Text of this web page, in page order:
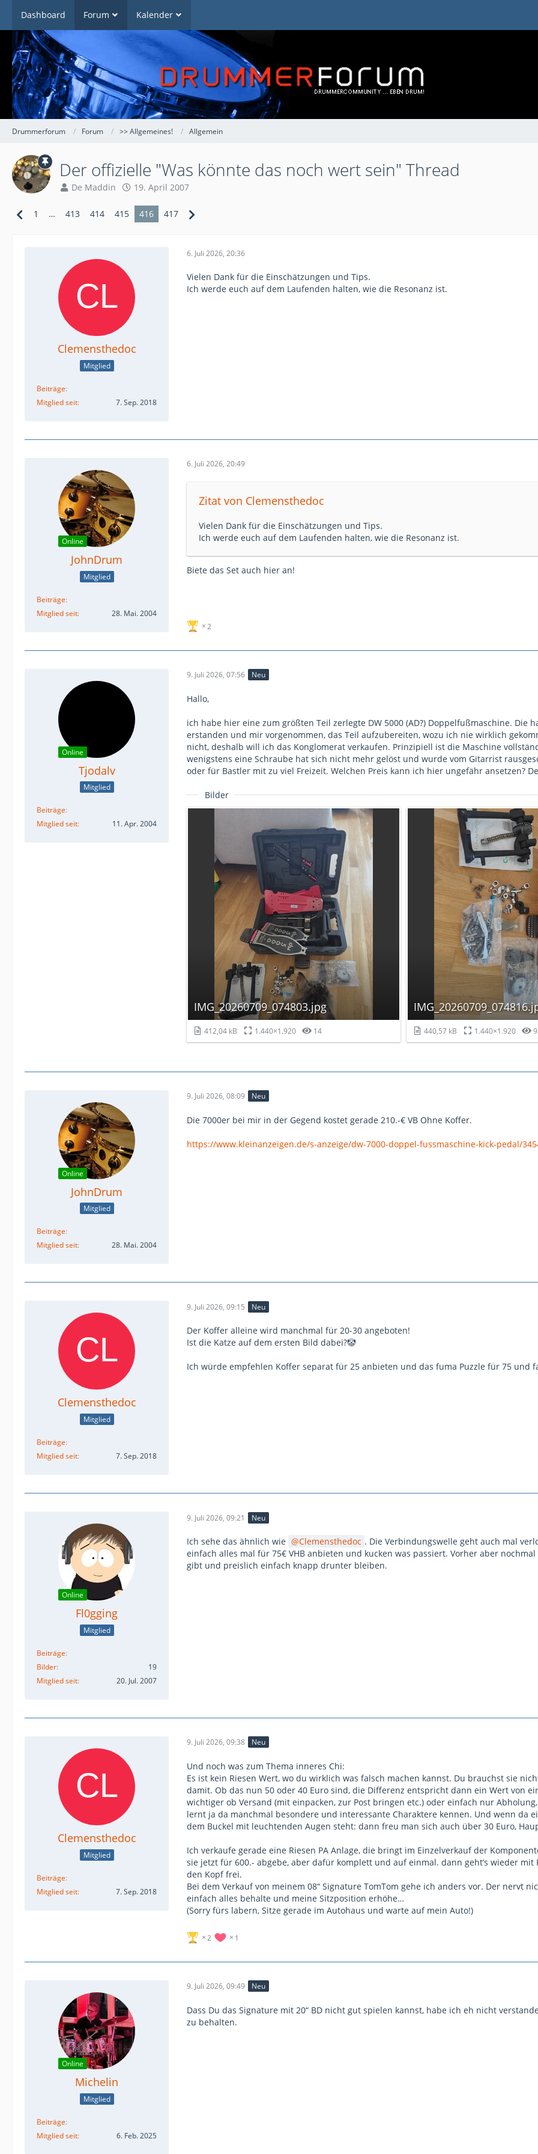
Dashboard Forum Kalender
Drummerforum Forum >> Allgemeines! Allgemein
Der offizielle "Was könnte das noch wert sein" Thread
De Maddin 19. April 2007
1 … 413 414 415 416 417
Clemensthedoc
Mitglied
Beiträge
Mitglied seit
7. Sep. 2018
6. Juli 2026, 20:36
Vielen Dank für die Einschätzungen und Tips.
Ich werde euch auf dem Laufenden halten, wie die Resonanz ist.
Online
JohnDrum
Mitglied
Beiträge
Mitglied seit
28. Mai. 2004
6. Juli 2026, 20:49
Zitat von Clemensthedoc
Vielen Dank für die Einschätzungen und Tips.
Ich werde euch auf dem Laufenden halten, wie die Resonanz ist.
Biete das Set auch hier an!
2
Online
Tjodalv
Mitglied
Beiträge
Mitglied seit
11. Apr. 2004
9. Juli 2026, 07:56 Neu
Hallo,
ich habe hier eine zum größten Teil zerlegte DW 5000 (AD?) Doppelfußmaschine. Die
erstanden und mir vorgenommen, das Teil aufzubereiten, wozu ich nie wirklich
nicht, deshalb will ich das Konglomerat verkaufen. Prinzipiell ist die Maschine
wenigstens eine Schraube hat sich nicht mehr gelöst und wurde vom Gitarrist
oder für Bastler mit zu viel Freizeit. Welchen Preis kann ich hier ungefähr ansetzen?
Bilder
IMG_20260709_074803.jpg
412,04 kB 1.440×1.920 14 440,57 kB 1.440×1.920 9
Online
JohnDrum
Mitglied
Beiträge
Mitglied seit
28. Mai. 2004
9. Juli 2026, 08:09 Neu
Die 7000er bei mir in der Gegend kostet gerade 210.-€ VB Ohne Koffer.
https://www.kleinanzeigen.de/s-anzeige/dw-7000-doppel-fussmaschine-kick-pedal/
Clemensthedoc
Mitglied
Beiträge
Mitglied seit
7. Sep. 2018
9. Juli 2026, 09:15 Neu
Der Koffer alleine wird manchmal für 20-30 angeboten!
Ist die Katze auf dem ersten Bild dabei?🤡
Ich würde empfehlen Koffer separat für 25 anbieten und das fuma Puzzle für 75 und
Online
Fl0gging
Mitglied
Beiträge
Bilder
19
Mitglied seit
20. Jul. 2007
9. Juli 2026, 09:21 Neu
Ich sehe das ähnlich wie Clemensthedoc . Die Verbindungswelle geht auch mal
einfach alles mal für 75€ VHB anbieten und kucken was passiert. Vorher aber
gibt und preislich einfach knapp drunter bleiben.
Clemensthedoc
Mitglied
Beiträge
Mitglied seit
7. Sep. 2018
9. Juli 2026, 09:38 Neu
Und noch was zum Thema inneres Chi:
Es ist kein Riesen Wert, wo du wirklich was falsch machen kannst. Du brauchst sie
damit. Ob das nun 50 oder 40 Euro sind, die Differenz entspricht dann ein Wert von
wichtiger ob Versand (mit einpacken, zur Post bringen etc.) oder einfach nur
lernt ja da manchmal besondere und interessante Charaktere kennen. Und wenn da
dem Buckel mit leuchtenden Augen steht: dann freu man sich auch über 30 Euro,
Ich verkaufe gerade eine Riesen PA Anlage, die bringt im Einzelverkauf der
sie jetzt für 600.- abgebe, aber dafür komplett und auf einmal. dann geht’s wieder
den Kopf frei.
Bei dem Verkauf von meinem 08“ Signature TomTom gehe ich anders vor. Der nervt
einfach alles behalte und meine Sitzposition erhöhe…
(Sorry fürs labern, Sitze gerade im Autohaus und warte auf mein Auto!)
2 1
Online
Michelin
Mitglied
Beiträge
Mitglied seit
6. Feb. 2025
9. Juli 2026, 09:49 Neu
Dass Du das Signature mit 20“ BD nicht gut spielen kannst, habe ich eh nicht
zu behalten.